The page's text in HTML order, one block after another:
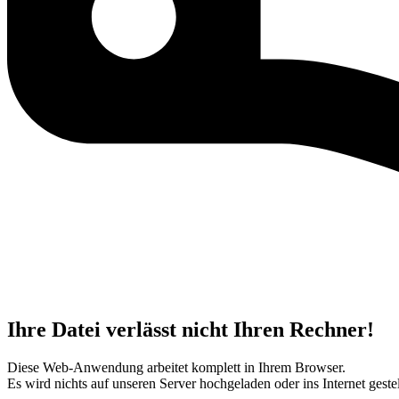
Ihre Datei verlässt nicht Ihren Rechner!
Diese Web-Anwendung arbeitet komplett in Ihrem Browser.
Es wird nichts auf unseren Server hochgeladen oder ins Internet